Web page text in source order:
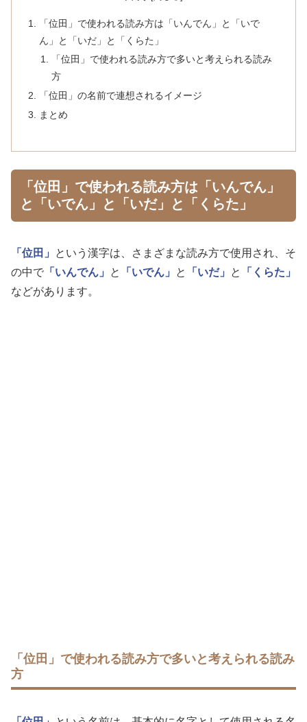
「位田」で使われる読み方は「いんでん」と「いで
ん」と「いだ」と「くらた」
「位田」で使われる読み方で多いと考えられる読み
方
「位田」の名前で連想されるイメージ
まとめ
「位田」で使われる読み方は「いんでん」
と「いでん」と「いだ」と「くらた」
「位田」
という漢字は、さまざまな読み方で使用され、そ
の中で 「いんでん」 と 「いでん」 と 「いだ」 と
「くらた」
などがあります。
「位田」で使われる読み方で多いと考えられる読み
方